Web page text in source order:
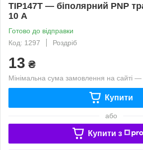
TIP147T — біполярний PNP
10 А
Готово до відправки
Код: 1297
Роздріб
13 ₴
Мінімальна сума замовлення на сайті
Купити
або
Купити з